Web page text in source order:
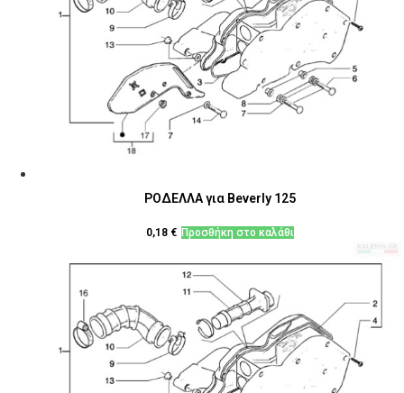
ΡΟΔΕΛΛΑ για Beverly 125
0,18 € Προσθήκη στο καλάθι